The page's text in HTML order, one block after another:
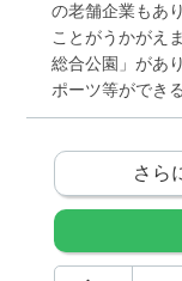
の老舗企業もあ
ことがうかがえ
総合公園」があ
ポーツ等ができ
さら